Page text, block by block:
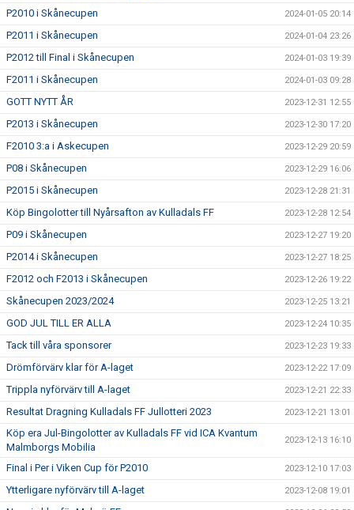
P2010 i Skånecupen 2024-01-05 20:14
P2011 i Skånecupen 2024-01-04 23:26
P2012 till Final i Skånecupen 2024-01-03 19:39
F2011 i Skånecupen 2024-01-03 09:28
GOTT NYTT ÅR 2023-12-31 12:55
P2013 i Skånecupen 2023-12-30 17:20
F2010 3:a i Askecupen 2023-12-29 20:59
P08 i Skånecupen 2023-12-29 16:06
P2015 i Skånecupen 2023-12-28 21:31
Köp Bingolotter till Nyårsafton av Kulladals FF 2023-12-28 12:54
P09 i Skånecupen 2023-12-27 19:20
P2014 i Skånecupen 2023-12-27 18:25
F2012 och F2013 i Skånecupen 2023-12-26 19:22
Skånecupen 2023/2024 2023-12-25 13:21
GOD JUL TILL ER ALLA 2023-12-24 10:35
Tack till våra sponsorer 2023-12-23 19:33
Drömförvärv klar för A-laget 2023-12-22 17:09
Trippla nyförvärv till A-laget 2023-12-21 22:33
Resultat Dragning Kulladals FF Jullotteri 2023 2023-12-21 13:01
Köp era Jul-Bingolotter av Kulladals FF vid ICA Kvantum
Malmborgs Mobilia
2023-12-13 16:10
Final i Per i Viken Cup för P2010 2023-12-10 17:03
Ytterligare nyförvärv till A-laget 2023-12-08 19:01